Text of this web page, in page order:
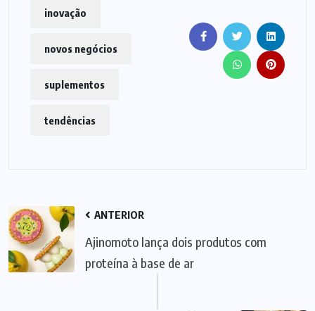
inovação
novos negócios
suplementos
tendências
ANTERIOR
Ajinomoto lança dois produtos com
proteína à base de ar